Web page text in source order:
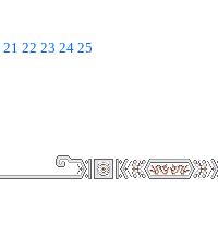
21 22 23 24 25